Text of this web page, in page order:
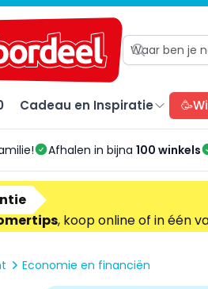
Cadeau en Inspiratie
Afhalen in bijna 100 winkels
, koop online of in één
Economie en financiën